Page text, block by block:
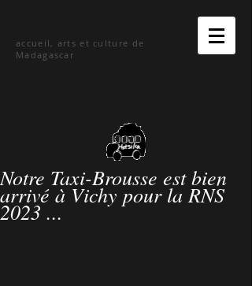
accueil, arts et culture de
Madagascar
Notre Taxi-Brousse est bien
arrivé à Vichy pour la RNS
2023 ...